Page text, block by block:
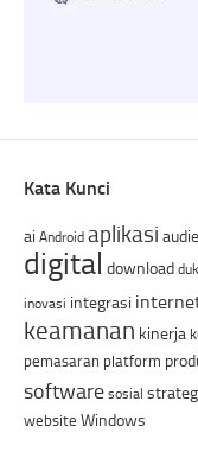
Kata Kunci
ai Android aplikasi
digital download
inovasi integrasi
keamanan kinerja
pemasaran platform
software sosial
website Windows